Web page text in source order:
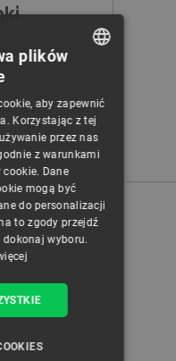
CZECH
ENGLISH
GERMAN
plików
aby zapewnić
Korzystając z tej
przez nas
z warunkami
Dane
mogą być
do personalizacji
to zgody przejdź
wyboru.